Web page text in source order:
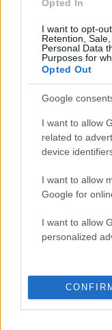
Opted In
I want to opt-
Retention,
Personal Data
Purposes for
Opted Out
Google
I want to allow
related to
device
I want to allow
Google for
I want to allow
personalized
επιχειρεί
Βγήκαν
για τη
Γρατσία
κίνημα σε
Μεταφορές
φόρος – Τι
Απίστευτο
Χανίων
γιατρού
Στα Χανιά
Κυριάκος
Μαρέβα